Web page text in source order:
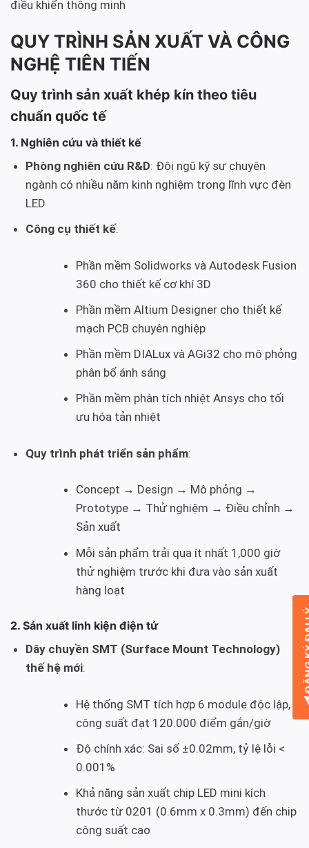
điều khiển thông minh
QUY TRÌNH SẢN XUẤT VÀ CÔNG
NGHỆ TIÊN TIẾN
Quy trình sản xuất khép kín theo tiêu
chuẩn quốc tế
1. Nghiên cứu và thiết kế
Phòng nghiên cứu R&D: Đội ngũ kỹ sư chuyên
ngành có nhiều năm kinh nghiệm trong lĩnh vực đèn
LED
Công cụ thiết kế:
Phần mềm Solidworks và Autodesk Fusion
360 cho thiết kế cơ khí 3D
Phần mềm Altium Designer cho thiết kế
mạch PCB chuyên nghiệp
Phần mềm DIALux và AGi32 cho mô phỏng
phân bố ánh sáng
Phần mềm phân tích nhiệt Ansys cho tối
ưu hóa tản nhiệt
Quy trình phát triển sản phẩm:
Concept → Design → Mô phỏng →
Prototype → Thử nghiệm → Điều chỉnh →
Sản xuất
Mỗi sản phẩm trải qua ít nhất 1,000 giờ
thử nghiệm trước khi đưa vào sản xuất
hàng loạt
2. Sản xuất linh kiện điện tử
Dây chuyền SMT (Surface Mount Technology)
thế hệ mới:
Hệ thống SMT tích hợp 6 module độc lập,
công suất đạt 120.000 điểm gắn/giờ
Độ chính xác: Sai số ±0.02mm, tỷ lệ lỗi <
0.001%
Khả năng sản xuất chip LED mini kích
thước từ 0201 (0.6mm x 0.3mm) đến chip
công suất cao